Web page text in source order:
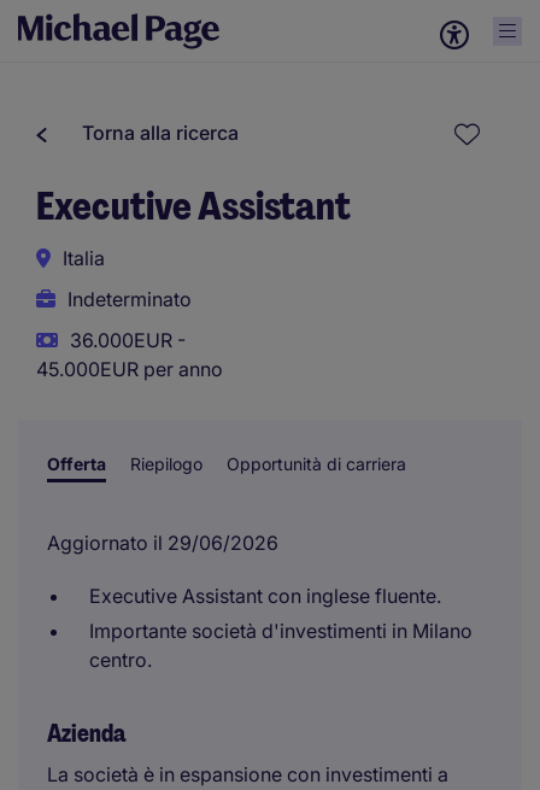
Torna alla ricerca
Executive Assistant
Italia
Indeterminato
36.000EUR -
45.000EUR per anno
Offerta Riepilogo Opportunità di carriera
Aggiornato il 29/06/2026
Executive Assistant con inglese fluente.
Importante società d'investimenti in Milano
centro.
Azienda
La società è in espansione con investimenti a